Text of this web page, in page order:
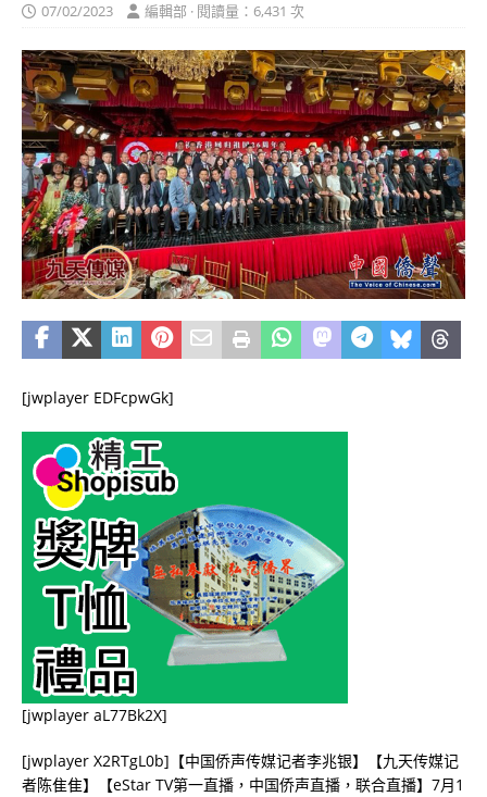
07/02/2023 編輯部 · 閱讀量：6,431 次
[jwplayer EDFcpwGk]
[jwplayer aL77Bk2X]
[jwplayer X2RTgL0b]【中国侨声传媒记者李兆银】【九天传媒记
者陈隹隹】【eStar TV第一直播，中国侨声直播，联合直播】7月1